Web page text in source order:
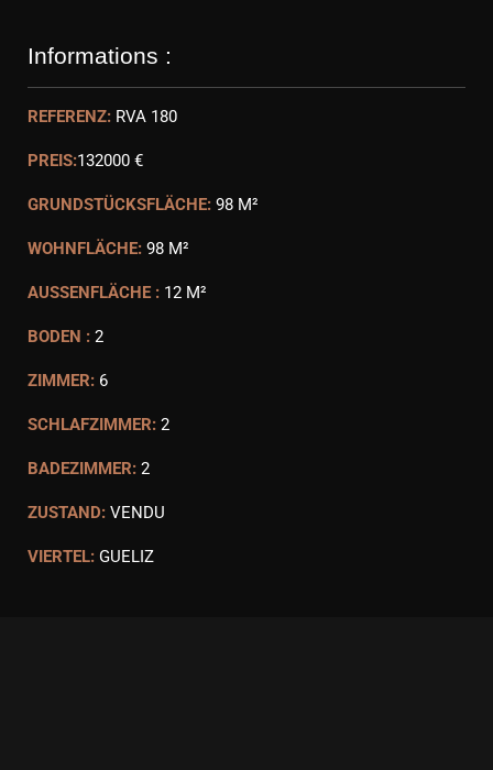
Informations :
REFERENZ: RVA 180
PREIS:132000 €
GRUNDSTÜCKSFLÄCHE: 98 M²
WOHNFLÄCHE: 98 M²
AUSSENFLÄCHE : 12 M²
BODEN : 2
ZIMMER: 6
SCHLAFZIMMER: 2
BADEZIMMER: 2
ZUSTAND: VENDU
VIERTEL: GUELIZ